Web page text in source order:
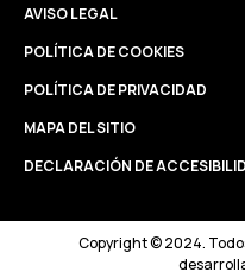
AVISO LEGAL
POLÍTICA DE COOKIES
POLÍTICA DE PRIVACIDAD
MAPA DEL SITIO
DECLARACIÓN DE
Copyright © 2024.